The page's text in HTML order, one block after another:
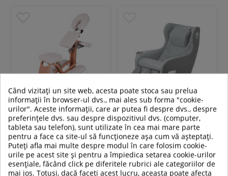
Scaun din lemn pentru masaj
inSPORTline Massy
969,00 RON
Scaun masaj inSPORTline
Scaleta II
6 710,00 RON
Când vizitați un site web, acesta poate stoca sau prelua
informații în browser-ul dvs., mai ales sub forma "cookie-
urilor". Aceste informații, care ar putea fi despre dvs., despre
preferințele dvs. sau despre dispozitivul dvs. (computer,
tableta sau telefon), sunt utilizate în cea mai mare parte
pentru a face ca site-ul să funcționeze așa cum vă așteptați.
Puteți afla mai multe despre modul în care folosim cookie-
urile pe acest site și pentru a împiedica setarea cookie-urilor
esențiale, făcând click pe diferitele rubrici ale categoriilor de
mai jos. Totuși, dacă faceți acest lucru, aceasta poate afecta